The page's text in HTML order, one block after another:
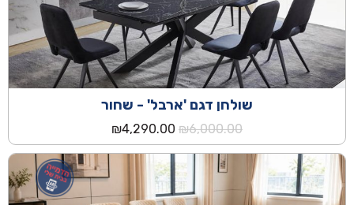
שולחן דגם 'ארבל' - שחור
₪6,000.00
המחיר
המקורי
היה:
₪6,000.00.
₪4,290.00
הנוכחי
הוא:
₪4,290.00.